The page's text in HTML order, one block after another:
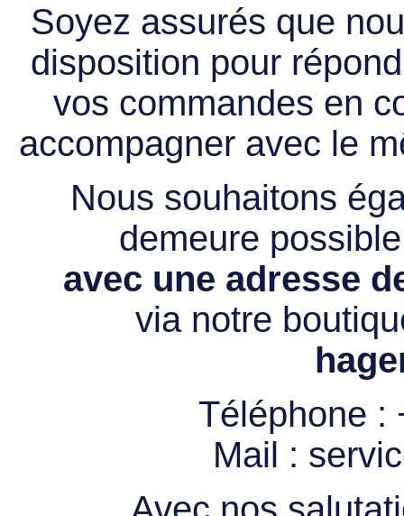
Soyez assurés que
disposition pour
vos commandes en
accompagner avec le
Nous souhaitons
demeure
avec une adresse
via notre
Téléphone :
Mail :